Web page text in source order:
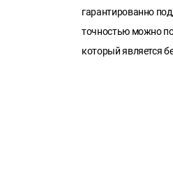
гарантированно
точностью можно
который является